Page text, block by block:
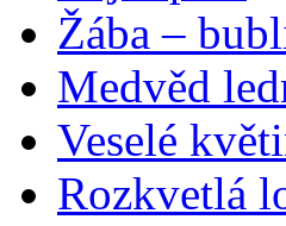
Žába –
Medvěd
Veselé
Rozkvetlá